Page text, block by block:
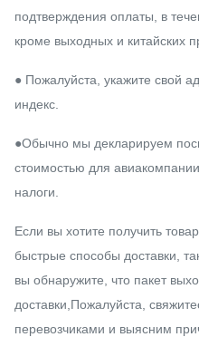
подтверждения оплаты, в
кроме выходных и китайских
● Пожалуйста, укажите свой
индекс.
●Обычно мы декларируем
стоимостью для
налоги.
Если вы хотите получить
быстрые способы доставки,
вы обнаружите, что пакет
доставки,Пожалуйста,
перевозчиками и выясним